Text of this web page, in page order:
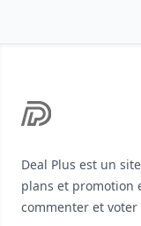
Deal Plus est un
plans et promotion
commenter et